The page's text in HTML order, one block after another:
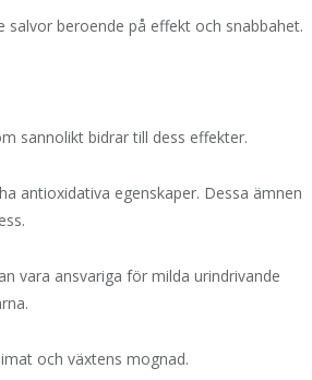
beroende på effekt och snabbahet.
sannolikt bidrar till dess effekter.
antioxidativa egenskaper. Dessa ämnen
vara ansvariga för milda urindrivande
och växtens mognad.